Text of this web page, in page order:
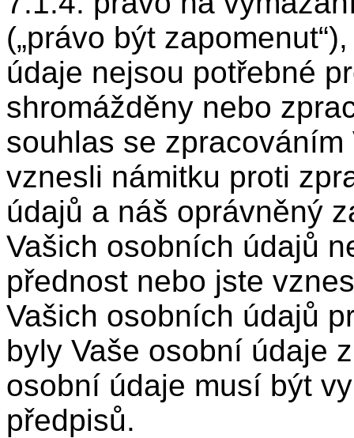
(„právo být
údaje nejsou potřebné
shromážděny nebo
souhlas se
vznesli námitku proti
údajů a náš oprávněný
Vašich osobních údajů
přednost nebo jste
Vašich osobních údajů
byly Vaše osobní údaje
osobní údaje musí být
předpisů.